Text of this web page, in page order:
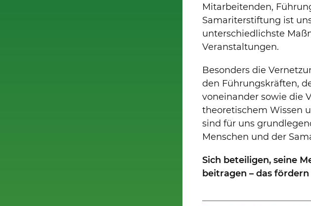
Mitarbeitenden,
Samariterstiftung ist
unterschiedlichste
Veranstaltungen.
Besonders die
den Führungskräften,
voneinander sowie die
theoretischem Wissen
sind für uns
Menschen und der
Sich beteiligen, seine
beitragen – das